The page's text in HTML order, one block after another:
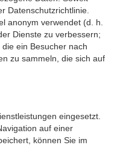
Datenschutzrichtlinie.
anonym verwendet (d. h.
Dienste zu verbessern;
ein Besucher nach
zu sammeln, die sich auf
eingesetzt.
auf einer
können Sie im